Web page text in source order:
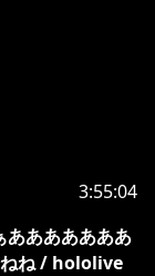
3:55:04
あああああああ
ねね / hololive